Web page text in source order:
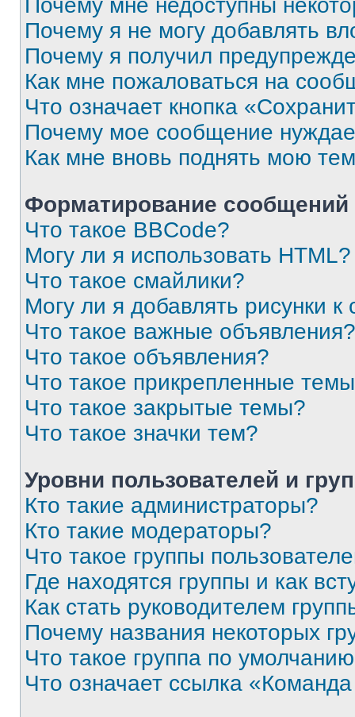
Почему мне недоступны
Почему я не могу добавлять
Почему я получил
Как мне пожаловаться на
Что означает кнопка
Почему мое сообщение
Как мне вновь поднять мою
Форматирование
Что такое BBCode?
Могу ли я использовать HTML?
Что такое смайлики?
Могу ли я добавлять рисунки
Что такое важные объявления?
Что такое объявления?
Что такое прикрепленные
Что такое закрытые темы?
Что такое значки тем?
Уровни пользователей и
Кто такие администраторы?
Кто такие модераторы?
Что такое группы
Где находятся группы и как
Как стать руководителем
Почему названия некоторых
Что такое группа по
Что означает ссылка